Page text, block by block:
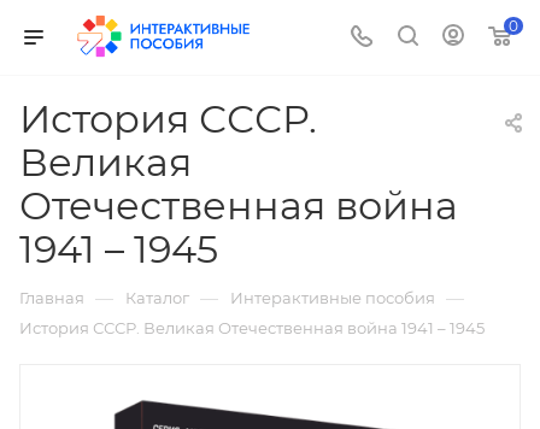
0
История СССР.
Великая
Отечественная война
1941 – 1945
Главная — Каталог — Интерактивные пособия —
История СССР. Великая Отечественная война 1941 – 1945